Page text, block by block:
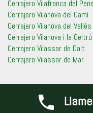
Cerrajero Vilafranca del
Cerrajero Vilanova del Camí
Cerrajero Vilanova del Vallès
Cerrajero Vilanova i la Geltrú
Cerrajero Vilassar de Dalt
Cerrajero Vilassar de Mar